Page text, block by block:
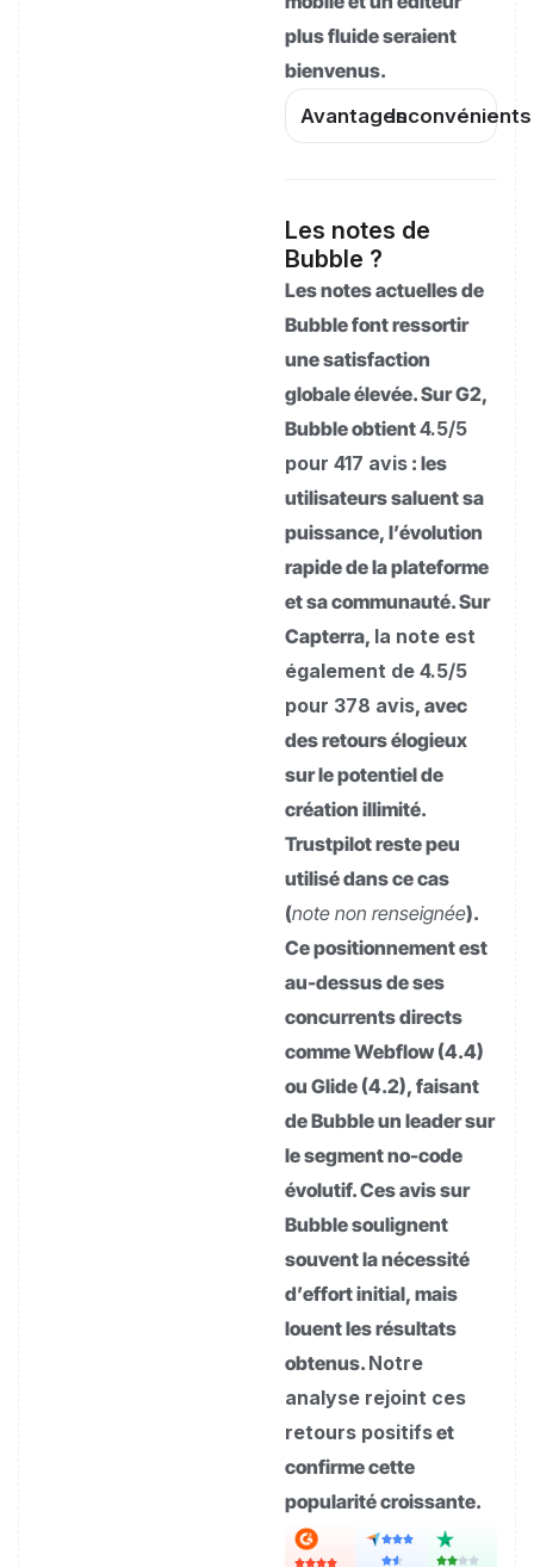
plus fluide seraient
bienvenus.
AvantagesInconvénients
Les notes de
Bubble ?
Les notes actuelles de
Bubble font ressortir
une satisfaction
globale élevée. Sur G2,
Bubble obtient4.5/5
pour 417 avis : les
utilisateurs saluent sa
puissance, l’évolution
rapide de la plateforme
et sa communauté. Sur
Capterra, la note est
également de 4.5/5
pour 378 avis, avec
des retours élogieux
sur le potentiel de
création illimité.
Trustpilot reste peu
utilisé dans ce cas
(note non renseignée).
Ce positionnement est
au-dessus de ses
concurrents directs
comme Webflow (4.4)
ou Glide (4.2), faisant
de Bubble un leader sur
le segment no-code
évolutif. Ces avis sur
Bubble soulignent
souvent la nécessité
d’effort initial, mais
louent les résultats
obtenus. Notre
analyse rejoint ces
retours positifset
confirme cette
popularité croissante.